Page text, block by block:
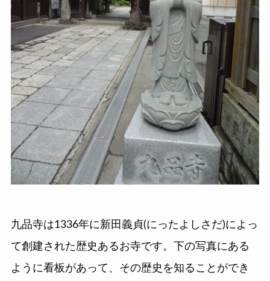
九品寺は1336年に新田義貞(にったよしさだ)によっ
て創建された歴史あるお寺です。下の写真にある
ように看板があって、その歴史を知ることができ